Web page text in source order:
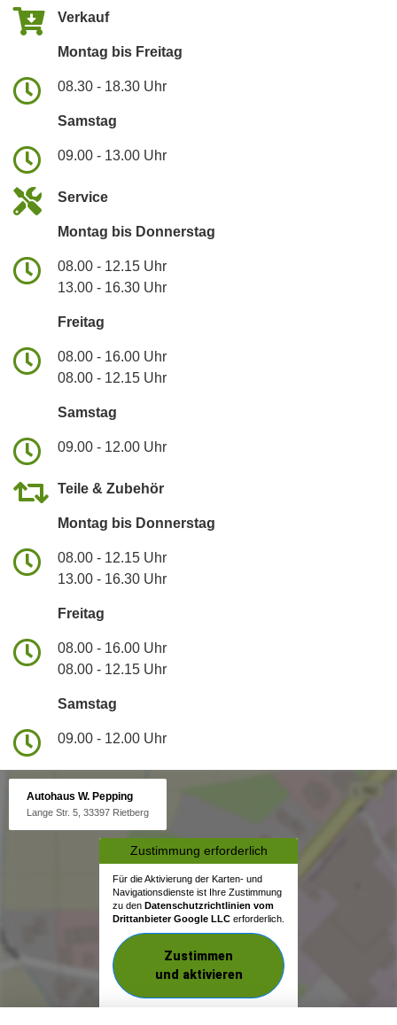
Verkauf
Montag bis Freitag
08.30 - 18.30 Uhr
Samstag
09.00 - 13.00 Uhr
Service
Montag bis Donnerstag
08.00 - 12.15 Uhr
13.00 - 16.30 Uhr
Freitag
08.00 - 16.00 Uhr
08.00 - 12.15 Uhr
Samstag
09.00 - 12.00 Uhr
Teile & Zubehör
Montag bis Donnerstag
08.00 - 12.15 Uhr
13.00 - 16.30 Uhr
Freitag
08.00 - 16.00 Uhr
08.00 - 12.15 Uhr
Samstag
09.00 - 12.00 Uhr
Autohaus W. Pepping
Lange Str. 5, 33397 Rietberg
Zustimmung erforderlich
Für die Aktivierung der Karten- und
Navigationsdienste ist Ihre Zustimmung
zu den Datenschutzrichtlinien vom
Drittanbieter Google LLC erforderlich.
Zustimmen
und aktivieren